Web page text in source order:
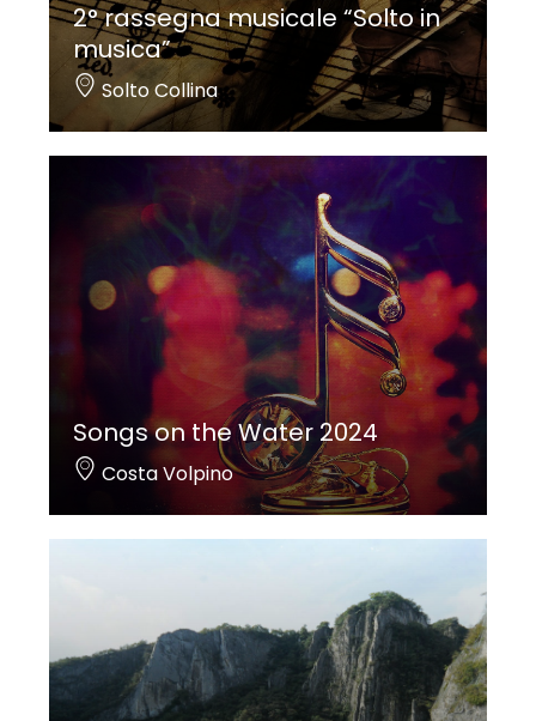
2° rassegna musicale “Solto in
musica”
Solto Collina
Songs on the Water 2024
Costa Volpino